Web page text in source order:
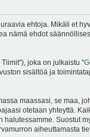
ehtoja. Mikäli et
nämä ehdot
joka on julkaistu "
sisältöä ja
maassasi, se maa,
otetaan yhteyttä.
Suostut
aiheuttamasta